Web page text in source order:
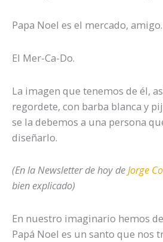
Papa Noel es el mercado, amigo.
El Mer-Ca-Do.
La imagen que tenemos de él,
regordete, con barba blanca y
se la debemos a una persona
diseñarlo.
(En la Newsletter de hoy deJorge
bien explicado)
En nuestro imaginario hemos
Papá Noel es un santo que nos